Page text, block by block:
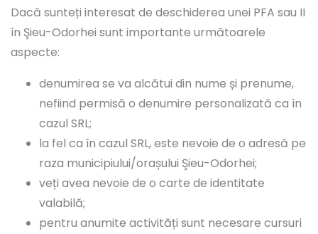
Dacă sunteți interesat de deschiderea unei PFA sau II
în Şieu-Odorhei sunt importante următoarele
aspecte:
denumirea se va alcătui din nume și prenume,
nefiind permisă o denumire personalizată ca în
cazul SRL;
la fel ca în cazul SRL, este nevoie de o adresă pe
raza municipiului/orașului Şieu-Odorhei;
veți avea nevoie de o carte de identitate
valabilă;
pentru anumite activități sunt necesare cursuri